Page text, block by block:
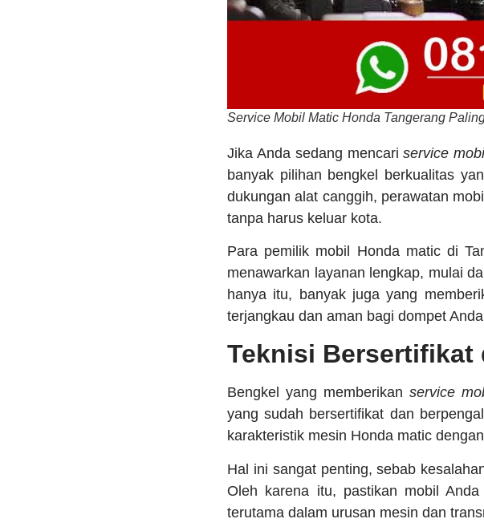
Service Mobil Matic Honda Tangerang
Jika Anda sedang mencariservice
banyak pilihan bengkel berkualitas
dukungan alat canggih, perawatan
tanpa harus keluar kota.
Para pemilik mobil Honda matic di
menawarkan layanan lengkap, mulai
hanya itu, banyak juga yang
terjangkau dan aman bagi dompet
Teknisi Bersertifikat
Bengkel yang memberikanservice
yang sudah bersertifikat dan
karakteristik mesin Honda matic
Hal ini sangat penting, sebab
Oleh karena itu, pastikan mobil
terutama dalam urusan mesin dan